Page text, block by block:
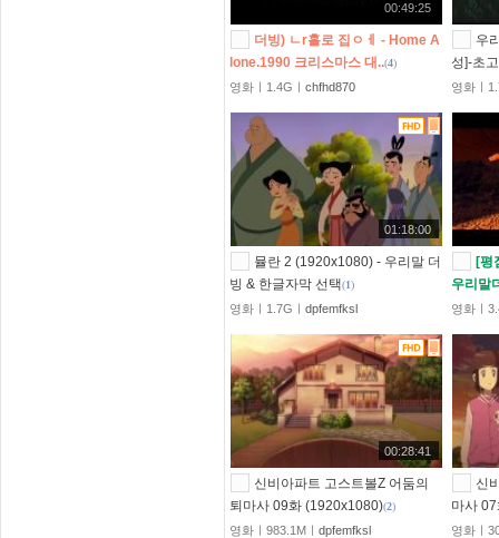
00:49:25
더빙) ㄴr홀로 집ㅇㅔ - Home A
lone.1990 크리스마스 대..(4)
영화ㅣ1.4Gㅣchfhd870
우
성]-초
영화ㅣ
01:18:00
뮬란 2 (1920x1080) - 우리말 더
빙 & 한글자막 선택(1)
영화ㅣ1.7Gㅣdpfemfksl
[평
우리말
영화ㅣ
00:28:41
신비아파트 고스트볼Z 어둠의
퇴마사 09화 (1920x1080)(2)
영화ㅣ983.1Mㅣdpfemfksl
신
마사
영화ㅣ